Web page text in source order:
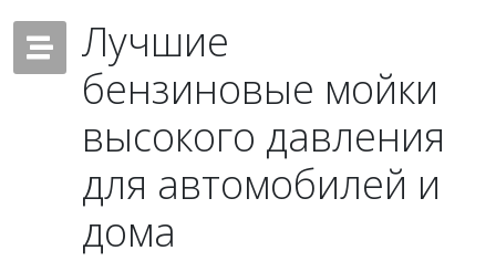
Лучшие
бензиновые мойки
высокого давления
для автомобилей и
дома